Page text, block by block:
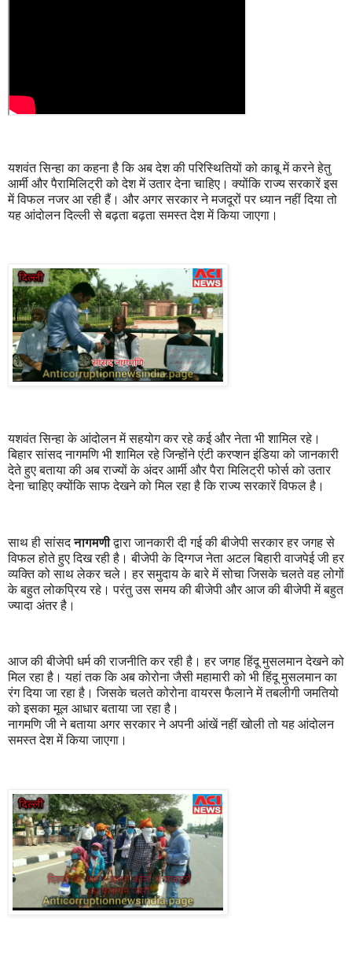
यशवंत सिन्हा का कहना है कि अब देश की परिस्थितियों को काबू में करने हेतु
आर्मी और पैरामिलिट्री को देश में उतार देना चाहिए। क्योंकि राज्य सरकारें इस
में विफल नजर आ रही हैं। और अगर सरकार ने मजदूरों पर ध्यान नहीं दिया तो
यह आंदोलन दिल्ली से बढ़ता बढ़ता समस्त देश में किया जाएगा।
यशवंत सिन्हा के आंदोलन में सहयोग कर रहे कई और नेता भी शामिल रहे।
बिहार सांसद नागमणि भी शामिल रहे जिन्होंने एंटी करप्शन इंडिया को जानकारी
देते हुए बताया की अब राज्यों के अंदर आर्मी और पैरा मिलिट्री फोर्स को उतार
देना चाहिए क्योंकि साफ देखने को मिल रहा है कि राज्य सरकारें विफल है।
साथ ही सांसदनागमणीद्वारा जानकारी दी गई की बीजेपी सरकार हर जगह से
विफल होते हुए दिख रही है। बीजेपी के दिग्गज नेता अटल बिहारी वाजपेई जी हर
व्यक्ति को साथ लेकर चले। हर समुदाय के बारे में सोचा जिसके चलते वह लोगों
के बहुत लोकप्रिय रहे। परंतु उस समय की बीजेपी और आज की बीजेपी में बहुत
ज्यादा अंतर है।
आज की बीजेपी धर्म की राजनीति कर रही है। हर जगह हिंदू मुसलमान देखने को
मिल रहा है। यहां तक कि अब कोरोना जैसी महामारी को भी हिंदू मुसलमान का
रंग दिया जा रहा है। जिसके चलते कोरोना वायरस फैलाने में तबलीगी जमतियो
को इसका मूल आधार बताया जा रहा है।
नागमणि जी ने बताया अगर सरकार ने अपनी आंखें नहीं खोली तो यह आंदोलन
समस्त देश में किया जाएगा।